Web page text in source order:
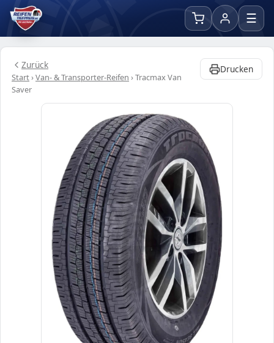
☰
Zurück
Start›Van- & Transporter-Reifen ›Tracmax Van
Saver
Drucken